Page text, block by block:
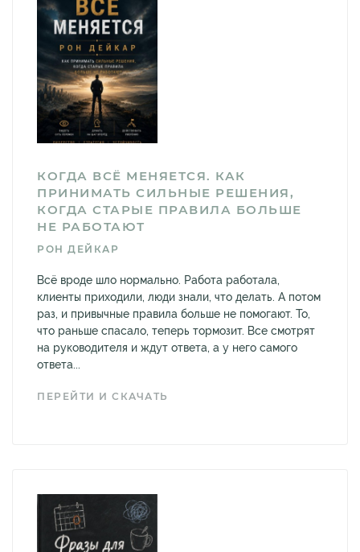
КОГДА ВСЁ МЕНЯЕТСЯ. КАК
ПРИНИМАТЬ СИЛЬНЫЕ РЕШЕНИЯ,
КОГДА СТАРЫЕ ПРАВИЛА БОЛЬШЕ
НЕ РАБОТАЮТ
РОН ДЕЙКАР
Всё вроде шло нормально. Работа работала,
клиенты приходили, люди знали, что делать. А потом
раз, и привычные правила больше не помогают. То,
что раньше спасало, теперь тормозит. Все смотрят
на руководителя и ждут ответа, а у него самого
ответа...
ПЕРЕЙТИ И СКАЧАТЬ